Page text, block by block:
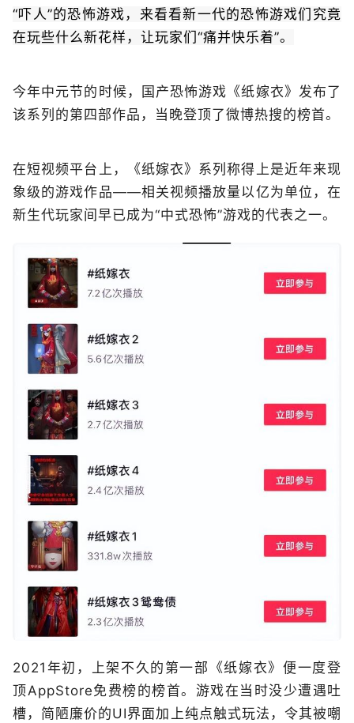
“吓人”的恐怖游戏，来看看新一代的恐怖游戏们究竟
在玩些什么新花样，让玩家们“痛并快乐着”。
今年中元节的时候，国产恐怖游戏《纸嫁衣》发布了
该系列的第四部作品，当晚登顶了微博热搜的榜首。
在短视频平台上，《纸嫁衣》系列称得上是近年来现
象级的游戏作品——相关视频播放量以亿为单位，在
新生代玩家间早已成为“中式恐怖”游戏的代表之一。
2021年初，上架不久的第一部《纸嫁衣》便一度登
顶AppStore免费榜的榜首。游戏在当时没少遭遇吐
槽，简陋廉价的UI界面加上纯点触式玩法，令其被嘲